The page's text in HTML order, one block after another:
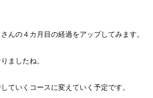
んの４カ月目の経過をアップしてみます。
ましたね。
ていくコースに変えていく予定です。